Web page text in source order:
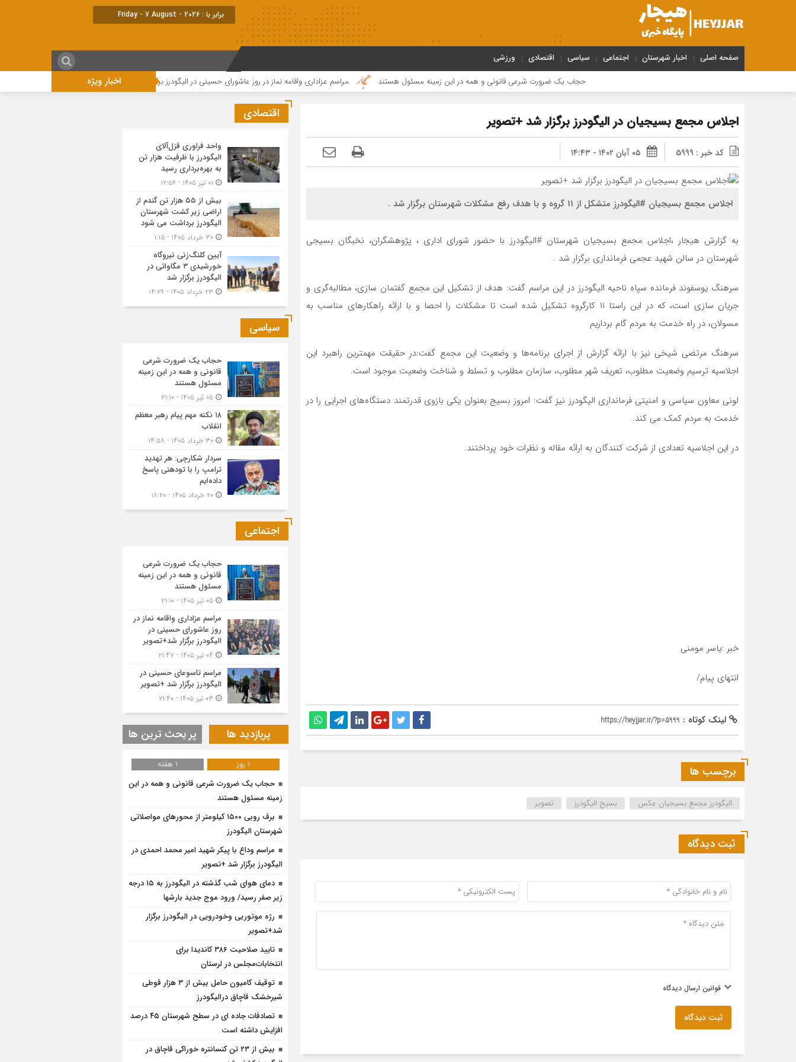
برابر با : Friday - 7 August - 2026
صفحه اصلی اخبار شهرستان اجتماعی سیاسی اقتصادی ورزشی
اخبار ویژه حجاب یک ضرورت شرعی قانونی و همه در این زمینه مسئول هستند مراسم عزاداری واقامه نماز در روز عاشورای حسینی در الیگودرز برگزار شد+تصویر مراسم تاسوعای حسینی در
اجلاس مجمع بسیجیان در الیگودرز برگزار شد +تصویر
کد خبر : 5999 ۰۵ آبان ۱۴۰۲ - ۱۴:۴۳
اجلاس مجمع بسیجیان #الیگودرز متشکل از 11 گروه و با هدف رفع مشکلات شهرستان برگزار شد .
به گزارش هیجار ،اجلاس مجمع بسیجیان شهرستان #الیگودرز با حضور شورای اداری ، پژوهشگران، نخبگان بسیجی
شهرستان در سالن شهید عجمی فرمانداری برگزار شد .
سرهنگ یوسفوند فرمانده سپاه ناحیه الیگودرز در این مراسم گفت: هدف از تشکیل این مجمع گفتمان سازی، مطالبه‌گری و
جریان سازی است، که در این راستا ۱۱ کارگروه تشکیل شده است تا مشکلات را احصا و با ارائه راهکارهای مناسب به
مسولان، در راه خدمت به مردم گام برداریم
سرهنگ مرتضی شیخی نیز با ارائه گزارش از اجرای برنامه‌ها و وضعیت این مجمع گفت:در حقیقت مهمترین راهبرد این
اجلاسیه ترسیم وضعیت مطلوب، تعریف شهر مطلوب، سازمان مطلوب و تسلط و شناخت وضعیت موجود است.
لونی معاون سیاسی و امنیتی فرمانداری الیگودرز نیز گفت: امروز بسیج بعنوان یکی بازوی قدرتمند دستگاه‌های اجرایی را در
خدمت به مردم کمک می کند.
در این اجلاسیه تعدادی از شرکت کنندگان به ارائه مقاله و نظرات خود پرداختند.
خبر :یاسر مومنی
انتهای پیام/
لینک کوتاه : https://heyjjar.ir/?p=5999
برچسب ها
الیگودرز مجمع بسیجیان عکس بسیج الیگودرز تصویر
ثبت دیدگاه
قوانین ارسال دیدگاه
ثبت دیدگاه
اقتصادی
واحد فراوری قزل‌آلای
الیگودرز با ظرفیت هزار تن
به بهره‌برداری رسید
بیش از ۵۵ هزار تن گندم از
اراضی زیر کشت شهرستان
الیگودرز برداشت می شود
آیین کلنگ‌زنی نیروگاه
خورشیدی ۳ مگاواتی در
الیگودرز برگزار شد
سیاسی
حجاب یک ضرورت شرعی
قانونی و همه در این زمینه
مسئول هستند
۱۸ نکته مهم پیام رهبر معظم
انقلاب
سردار شکارچی: هر تهدید
ترامپ را با تودهنی پاسخ
داده‌ایم
اجتماعی
حجاب یک ضرورت شرعی
قانونی و همه در این زمینه
مسئول هستند
مراسم عزاداری واقامه نماز در
روز عاشورای حسینی در
الیگودرز برگزار شد+تصویر
مراسم تاسوعای حسینی در
الیگودرز برگزار شد +تصویر
پربازدید ها پر بحث ترین ها
1 روز
1 هفته
حجاب یک ضرورت شرعی قانونی و همه در این
زمینه مسئول هستند
برف روبی ۱۵۰۰ کیلومتر از محور‌های مواصلاتی
شهرستان الیگودرز
مراسم وداع با پیکر شهید امیر محمد احمدی در
الیگودرز برگزار شد +تصویر
دمای هوای شب گذشته در الیگودرز به ۱۵ درجه
زیر صفر رسید/ ورود موج جدید بارشها
رژه موتوریی وخودرویی در الیگودرز برگزار
شد+تصویر
تایید صلاحیت ۳۸۶ کاندیدا برای
انتخابات‌مجلس در لرستان
توقیف کامیون حامل بیش از ۳ هزار قوطی
شیرخشک قاچاق درالیگودرز
تصادفات جاده ای در سطح شهرستان ۴۵ درصد
افزایش داشته است
بیش از ۲۳ تن کنسانتره خوراکی قاچاق در